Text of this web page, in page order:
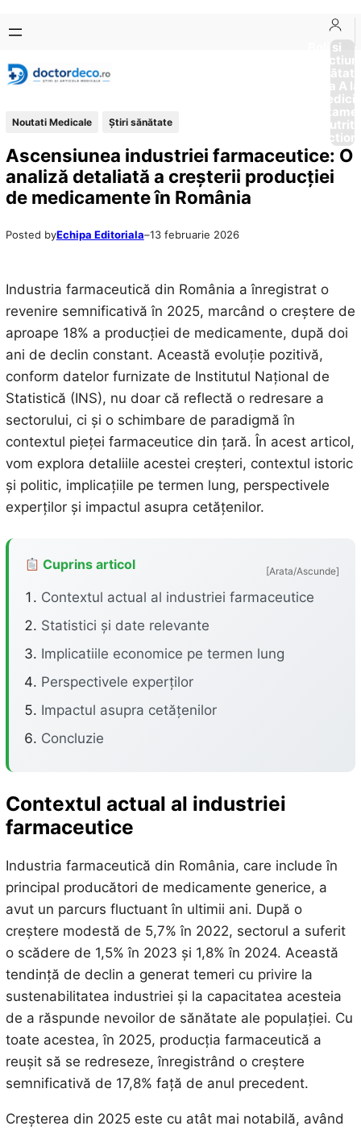
conținut
content
Boli si
Afectiuni
Sănătate
de la A
Noutati Medicale Ştiri sănătate
Ascensiunea industriei farmaceutice: O
analiză detaliată a creșterii producției
de medicamente în România
Posted byEchipa Editoriala–13 februarie 2026
Industria farmaceutică din România a înregistrat o
revenire semnificativă în 2025, marcând o creștere de
aproape 18% a producției de medicamente, după doi
ani de declin constant. Această evoluție pozitivă,
conform datelor furnizate de Institutul Național de
Statistică (INS), nu doar că reflectă o redresare a
sectorului, ci și o schimbare de paradigmă în
contextul pieței farmaceutice din țară. În acest articol,
vom explora detaliile acestei creșteri, contextul istoric
și politic, implicațiile pe termen lung, perspectivele
experților și impactul asupra cetățenilor.
Cuprins articol [Arata/Ascunde]
Contextul actual al industriei farmaceutice
Statistici și date relevante
Implicatiile economice pe termen lung
Perspectivele experților
Impactul asupra cetățenilor
Concluzie
Contextul actual al industriei
farmaceutice
Industria farmaceutică din România, care include în
principal producători de medicamente generice, a
avut un parcurs fluctuant în ultimii ani. După o
creștere modestă de 5,7% în 2022, sectorul a suferit
o scădere de 1,5% în 2023 și 1,8% în 2024. Această
tendință de declin a generat temeri cu privire la
sustenabilitatea industriei și la capacitatea acesteia
de a răspunde nevoilor de sănătate ale populației. Cu
toate acestea, în 2025, producția farmaceutică a
reușit să se redreseze, înregistrând o creștere
semnificativă de 17,8% față de anul precedent.
Creșterea din 2025 este cu atât mai notabilă, având